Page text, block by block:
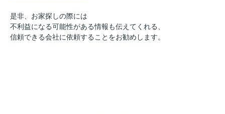
是非、お家探しの際には
不利益になる可能性がある情報も伝えてくれる、
信頼できる会社に依頼することをお勧めします。